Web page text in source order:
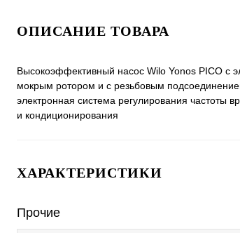
ОПИСАНИЕ ТОВАРА
Высокоэффективный насос Wilo Yonos PICO с
мокрым ротором и с резьбовым
электронная система регулирования частоты
и кондиционирования
ХАРАКТЕРИСТИКИ
Прочие